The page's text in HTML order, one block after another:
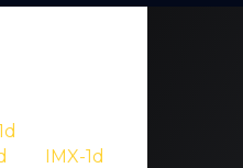
IMX-1d